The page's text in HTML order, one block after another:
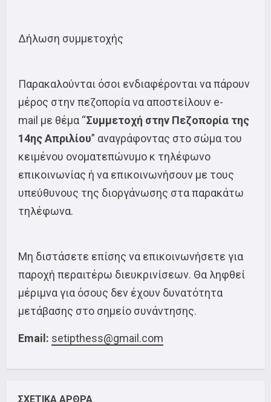
Δήλωση συμμετοχής
Παρακαλούνται όσοι ενδιαφέρονται να πάρουν
μέρος στην πεζοπορία να αποστείλουν e-
mail με θέμα “Συμμετοχή στην Πεζοπορία της
14ης Απριλίου” αναγράφοντας στο σώμα του
κειμένου ονοματεπώνυμο κ τηλέφωνο
επικοινωνίας ή να επικοινωνήσουν με τους
υπεύθυνους της διοργάνωσης στα παρακάτω
τηλέφωνα.
Μη διστάσετε επίσης να επικοινωνήσετε για
παροχή περαιτέρω διευκρινίσεων. Θα ληφθεί
μέριμνα για όσους δεν έχουν δυνατότητα
μετάβασης στο σημείο συνάντησης.
Email: setipthess@gmail.com
ΣΧΕΤΙΚΑ ΑΡΘΡΑ